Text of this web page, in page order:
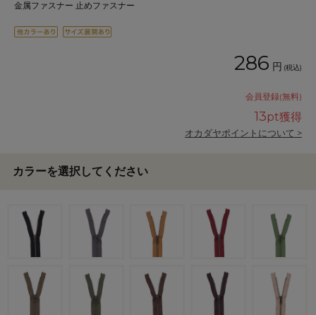
金属ファスナー 止めファスナー
286 円 (税込)
会員登録(無料)
13pt獲得
オカダヤポイントについて >
カラーを選択してください